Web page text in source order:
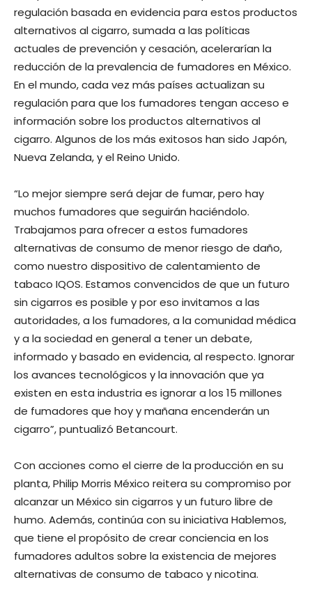
regulación basada en evidencia para estos productos
alternativos al cigarro, sumada a las políticas
actuales de prevención y cesación, acelerarían la
reducción de la prevalencia de fumadores en México.
En el mundo, cada vez más países actualizan su
regulación para que los fumadores tengan acceso e
información sobre los productos alternativos al
cigarro. Algunos de los más exitosos han sido Japón,
Nueva Zelanda, y el Reino Unido.
“Lo mejor siempre será dejar de fumar, pero hay
muchos fumadores que seguirán haciéndolo.
Trabajamos para ofrecer a estos fumadores
alternativas de consumo de menor riesgo de daño,
como nuestro dispositivo de calentamiento de
tabaco IQOS. Estamos convencidos de que un futuro
sin cigarros es posible y por eso invitamos a las
autoridades, a los fumadores, a la comunidad médica
y a la sociedad en general a tener un debate,
informado y basado en evidencia, al respecto. Ignorar
los avances tecnológicos y la innovación que ya
existen en esta industria es ignorar a los 15 millones
de fumadores que hoy y mañana encenderán un
cigarro”, puntualizó Betancourt.
Con acciones como el cierre de la producción en su
planta, Philip Morris México reitera su compromiso por
alcanzar un México sin cigarros y un futuro libre de
humo. Además, continúa con su iniciativa Hablemos,
que tiene el propósito de crear conciencia en los
fumadores adultos sobre la existencia de mejores
alternativas de consumo de tabaco y nicotina.